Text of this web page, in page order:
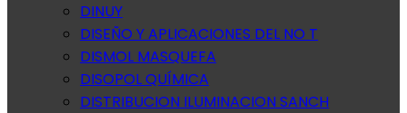
DINUY
DISEÑO Y APLICACIONES DEL NO T
DISMOL MASQUEFA
DISOPOL QUÍMICA
DISTRIBUCION ILUMINACION SANCH